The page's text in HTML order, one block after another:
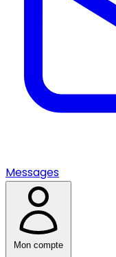
Messages
Mon compte